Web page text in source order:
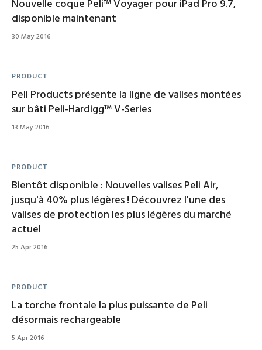
Nouvelle coque Peli™ Voyager pour iPad Pro 9.7,
disponible maintenant
30 May 2016
PRODUCT
Peli Products présente la ligne de valises montées
sur bâti Peli-Hardigg™ V-Series
13 May 2016
PRODUCT
Bientôt disponible : Nouvelles valises Peli Air,
jusqu'à 40% plus légères ! Découvrez l'une des
valises de protection les plus légères du marché
actuel
25 Apr 2016
PRODUCT
La torche frontale la plus puissante de Peli
désormais rechargeable
5 Apr 2016